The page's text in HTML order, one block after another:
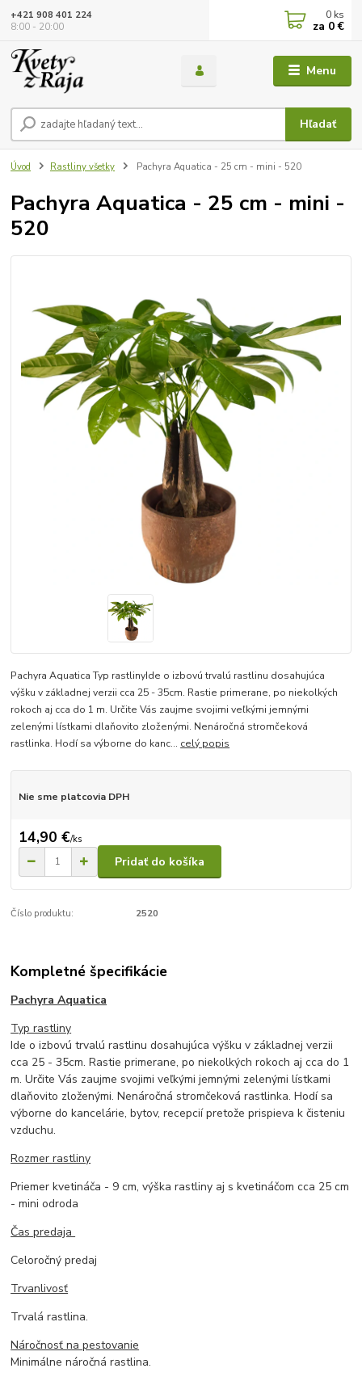
Menu
Hľadať
+421 908 401 224
8:00 - 20:00
0 ks
za 0 €
Úvod Rastliny všetky Pachyra Aquatica - 25 cm - mini - 520
Pachyra Aquatica - 25 cm - mini -
520
Pachyra Aquatica Typ rastlinyIde o izbovú trvalú rastlinu dosahujúca
výšku v základnej verzii cca 25 - 35cm. Rastie primerane, po niekolkých
rokoch aj cca do 1 m. Určite Vás zaujme svojimi veľkými jemnými
zelenými lístkami dlaňovito zloženými. Nenáročná stromčeková
rastlinka. Hodí sa výborne do kanc... celý popis
Nie sme platcovia DPH
14,90 €/ks
Pridať do košíka
Číslo produktu: 2520
Kompletné špecifikácie
Pachyra Aquatica
Typ rastliny
Ide o izbovú trvalú rastlinu dosahujúca výšku v základnej verzii
cca 25 - 35cm. Rastie primerane, po niekolkých rokoch aj cca do 1
m. Určite Vás zaujme svojimi veľkými jemnými zelenými lístkami
dlaňovito zloženými. Nenáročná stromčeková rastlinka. Hodí sa
výborne do kancelárie, bytov, recepcií pretože prispieva k čisteniu
vzduchu.
Rozmer rastliny
Priemer kvetináča - 9 cm, výška rastliny aj s kvetináčom cca 25 cm
- mini odroda
Čas predaja
Celoročný predaj
Trvanlivosť
Trvalá rastlina.
Náročnosť na pestovanie
Minimálne náročná rastlina.